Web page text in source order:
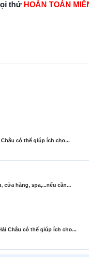
thứ HOÀN TOÀN
có thể giúp ích cho...
cửa hàng, spa,...nếu cần...
Châu có thể giúp ích cho...